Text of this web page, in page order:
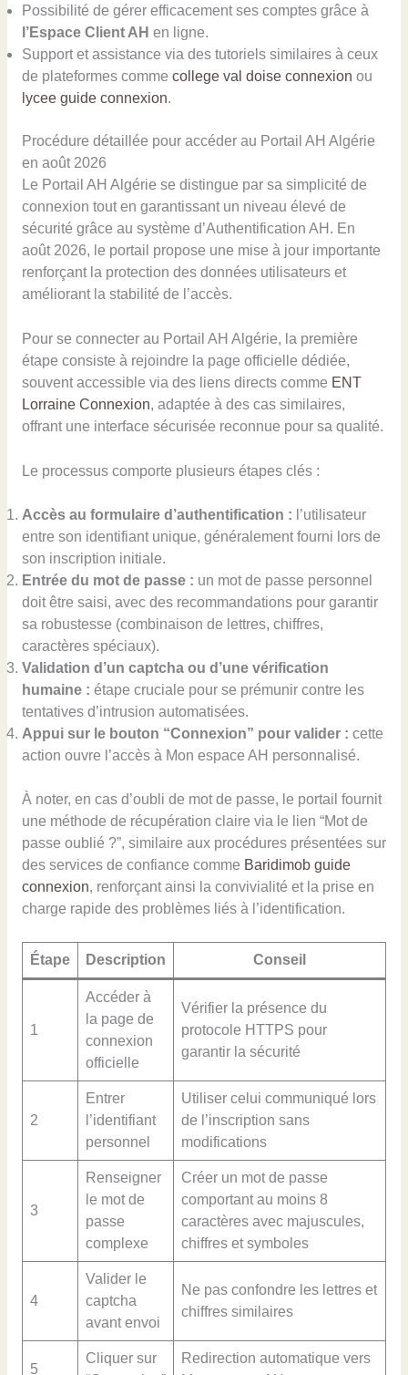
Possibilité de gérer efficacement ses comptes grâce à
l’Espace Client AH en ligne.
Support et assistance via des tutoriels similaires à ceux
de plateformes comme college val doise connexion ou
lycee guide connexion.
Procédure détaillée pour accéder au Portail AH Algérie
en août 2026
Le Portail AH Algérie se distingue par sa simplicité de
connexion tout en garantissant un niveau élevé de
sécurité grâce au système d’Authentification AH. En
août 2026, le portail propose une mise à jour importante
renforçant la protection des données utilisateurs et
améliorant la stabilité de l’accès.
Pour se connecter au Portail AH Algérie, la première
étape consiste à rejoindre la page officielle dédiée,
souvent accessible via des liens directs comme ENT
Lorraine Connexion, adaptée à des cas similaires,
offrant une interface sécurisée reconnue pour sa qualité.
Le processus comporte plusieurs étapes clés :
Accès au formulaire d’authentification : l’utilisateur
entre son identifiant unique, généralement fourni lors de
son inscription initiale.
Entrée du mot de passe : un mot de passe personnel
doit être saisi, avec des recommandations pour garantir
sa robustesse (combinaison de lettres, chiffres,
caractères spéciaux).
Validation d’un captcha ou d’une vérification
humaine : étape cruciale pour se prémunir contre les
tentatives d’intrusion automatisées.
Appui sur le bouton “Connexion” pour valider : cette
action ouvre l’accès à Mon espace AH personnalisé.
À noter, en cas d’oubli de mot de passe, le portail fournit
une méthode de récupération claire via le lien “Mot de
passe oublié ?”, similaire aux procédures présentées sur
des services de confiance comme Baridimob guide
connexion, renforçant ainsi la convivialité et la prise en
charge rapide des problèmes liés à l’identification.
Étape Description Conseil
1
Accéder à
la page de
connexion
officielle
Vérifier la présence du
protocole HTTPS pour
garantir la sécurité
2
Entrer
l’identifiant
personnel
Utiliser celui communiqué lors
de l’inscription sans
modifications
3
Renseigner
le mot de
passe
complexe
Créer un mot de passe
comportant au moins 8
caractères avec majuscules,
chiffres et symboles
4
Valider le
captcha
avant envoi
Ne pas confondre les lettres et
chiffres similaires
5
Cliquer sur
Redirection automatique vers